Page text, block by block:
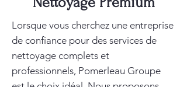
Lorsque vous cherchez une entreprise
de confiance pour des services de
nettoyage complets et
professionnels, Pomerleau Groupe